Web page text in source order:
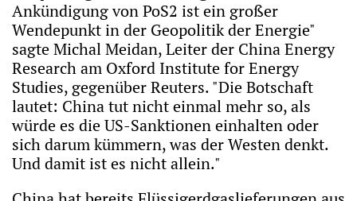
Ankündigung von PoS2 ist ein großer
Wendepunkt in der Geopolitik der Energie"
sagte Michal Meidan, Leiter der China Energy
Research am Oxford Institute for Energy
Studies, gegenüber Reuters. "Die Botschaft
lautet: China tut nicht einmal mehr so, als
würde es die US-Sanktionen einhalten oder
sich darum kümmern, was der Westen denkt.
Und damit ist es nicht allein."